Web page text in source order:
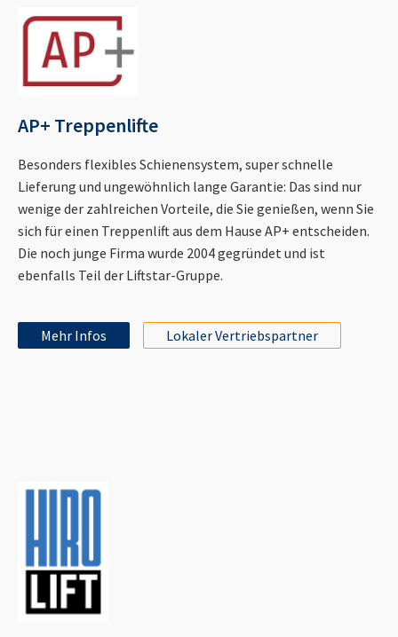
AP+ Treppenlifte
Besonders flexibles Schienensystem, super schnelle
Lieferung und ungewöhnlich lange Garantie: Das sind nur
wenige der zahlreichen Vorteile, die Sie genießen, wenn Sie
sich für einen Treppenlift aus dem Hause AP+ entscheiden.
Die noch junge Firma wurde 2004 gegründet und ist
ebenfalls Teil der Liftstar-Gruppe.
Mehr Infos Lokaler Vertriebspartner